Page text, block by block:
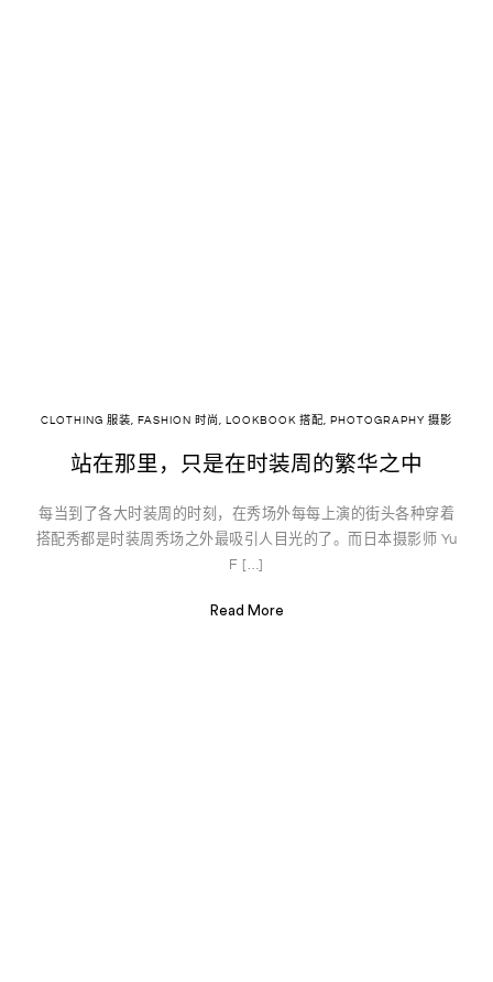
CLOTHING 服装, FASHION 时尚 , LOOKBOOK 搭配, PHOTOGRAPHY 摄影
站在那里，只是在时装周的繁华之中
每当到了各大时装周的时刻，在秀场外每每上演的街头各种穿着
搭配秀都是时装周秀场之外最吸引人目光的了。而日本摄影师 Yu
F […]
Read More